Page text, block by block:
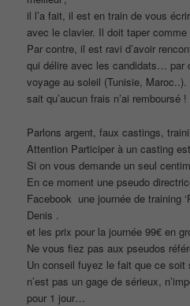
il l’a fait, il est en train de vous
avec le clavier. Il doit taper
Par contre, il est ravi d’avoir
qui délire avec les candidats…
voyage au soleil (Tunisie, Maroc..).
sait qu’aucun frais n’ai remboursé !
Parlons argent, faux castings,
Attention Participer à un casting
Si on vous demande un seul
En ce moment une pseudo
Facebook une journée de training
Denis .
et les prix pour la journée 99€ en
Ne vous fiez pas aux pseudos
Un conseil fuyez le fait que ce
n’est pas un gage de sérieux,
pour 1 jour…